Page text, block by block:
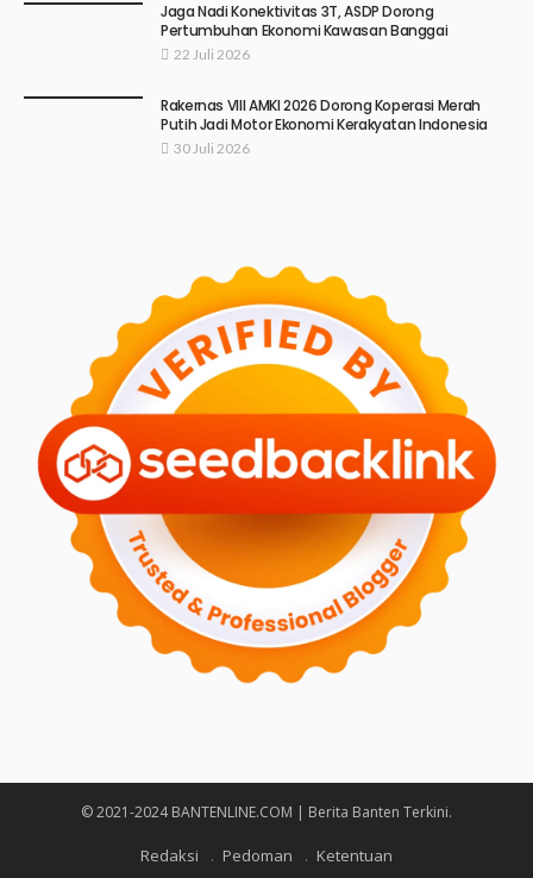
Jaga Nadi Konektivitas 3T, ASDP Dorong
Pertumbuhan Ekonomi Kawasan Banggai
22 Juli 2026
Rakernas VIII AMKI 2026 Dorong Koperasi Merah
Putih Jadi Motor Ekonomi Kerakyatan Indonesia
30 Juli 2026
© 2021-2024 BANTENLINE.COM | Berita Banten Terkini.
Redaksi Pedoman Ketentuan